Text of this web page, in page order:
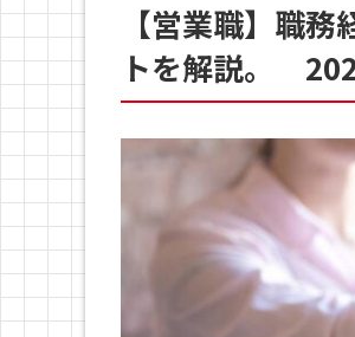
【営業職】職
トを解説。